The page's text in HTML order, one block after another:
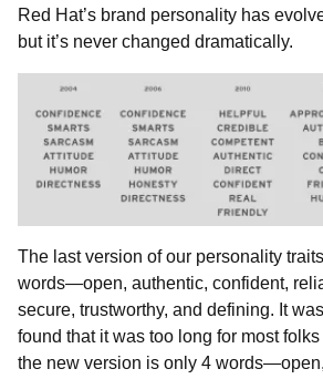
Red Hat’s brand personality has
but it’s never changed dramatically.
The last version of our personality
words—open, authentic, confident,
secure, trustworthy, and defining. It
found that it was too long for most
the new version is only 4